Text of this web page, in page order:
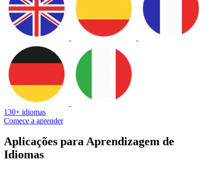
130+ idiomas
Comece a aprender
Aplicações para Aprendizagem de
Idiomas